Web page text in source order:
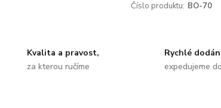
Číslo produktu: BO-70
Kvalita a pravost,
za kterou ručíme
Rychlé
expedujeme